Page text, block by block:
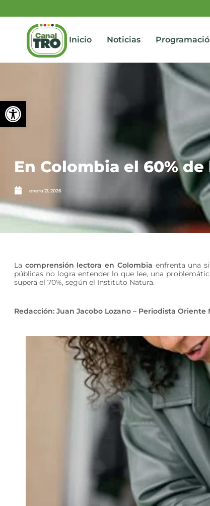
Abrir barra de
Inicio Noticias
En Colombia el 60%
enero 21, 2026
La comprensión lectora en Colombia enfrenta una
públicas no logra entender lo que lee, una
supera el 70%, según el Instituto Natura.
Redacción: Juan Jacobo Lozano – Periodista Oriente